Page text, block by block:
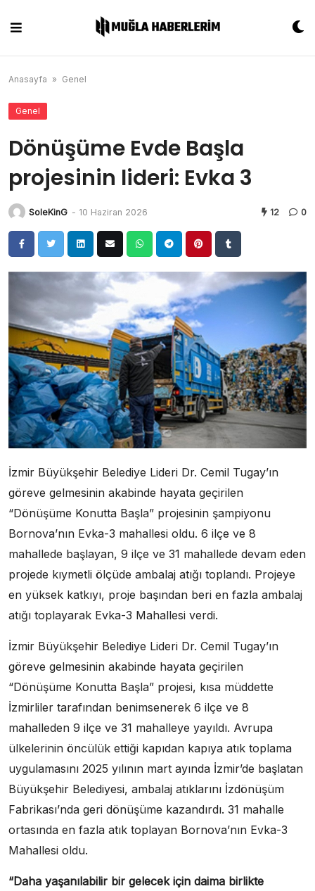
content
Anasayfa » Genel
Genel
Dönüşüme Evde Başla
projesinin lideri: Evka 3
SoleKinG - 10 Haziran 2026 12 0
İzmir Büyükşehir Belediye Lideri Dr. Cemil Tugay’ın
göreve gelmesinin akabinde hayata geçirilen
“Dönüşüme Konutta Başla” projesinin şampiyonu
Bornova’nın Evka-3 mahallesi oldu. 6 ilçe ve 8
mahallede başlayan, 9 ilçe ve 31 mahallede devam eden
projede kıymetli ölçüde ambalaj atığı toplandı. Projeye
en yüksek katkıyı, proje başından beri en fazla ambalaj
atığı toplayarak Evka-3 Mahallesi verdi.
İzmir Büyükşehir Belediye Lideri Dr. Cemil Tugay’ın
göreve gelmesinin akabinde hayata geçirilen
“Dönüşüme Konutta Başla” projesi, kısa müddette
İzmirliler tarafından benimsenerek 6 ilçe ve 8
mahalleden 9 ilçe ve 31 mahalleye yayıldı. Avrupa
ülkelerinin öncülük ettiği kapıdan kapıya atık toplama
uygulamasını 2025 yılının mart ayında İzmir’de başlatan
Büyükşehir Belediyesi, ambalaj atıklarını İzdönüşüm
Fabrikası’nda geri dönüşüme kazandırdı. 31 mahalle
ortasında en fazla atık toplayan Bornova’nın Evka-3
Mahallesi oldu.
“Daha yaşanılabilir bir gelecek için daima birlikte